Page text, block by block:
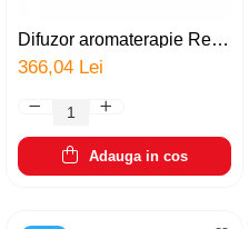
Produse Cosmetice Coreene
Creme pentru maini si picioare
Difuzor aromaterapie Real
Life, ultrasonic, portabil,
capacitate 220 ml, USB,
hidratare, silentios, pentru
birou, acasa, alb
366,04 Lei
Adauga in cos